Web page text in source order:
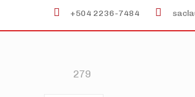
+504 2236-7484
279